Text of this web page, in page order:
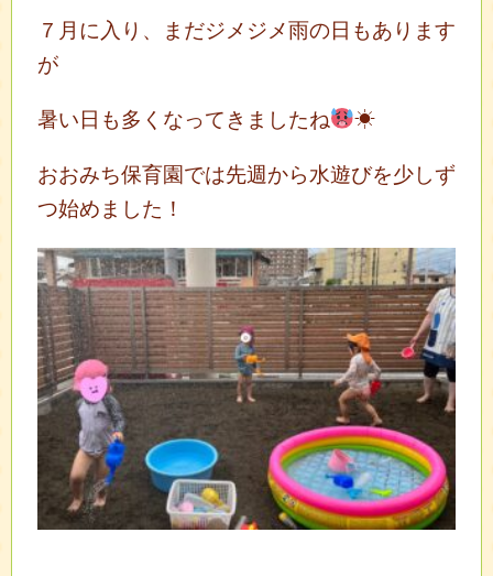
７月に入り、まだジメジメ雨の日もあります
が
暑い日も多くなってきましたね ☀
おおみち保育園では先週から水遊びを少しず
つ始めました！